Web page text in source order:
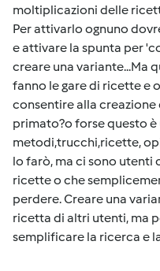
moltiplicazioni delle
Per attivarlo ognuno
e attivare la spunta per
creare una variante...Ma
fanno le gare di ricette e
consentire alla
primato?o forse questo
metodi,trucchi,ricette,
lo farò, ma ci sono utenti
ricette o che
perdere. Creare una
ricetta di altri utenti, ma
semplificare la ricerca e